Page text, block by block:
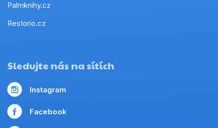
Palmknihy.cz
Restorio.cz
Sledujte nás na sítích
Instagram
Facebook